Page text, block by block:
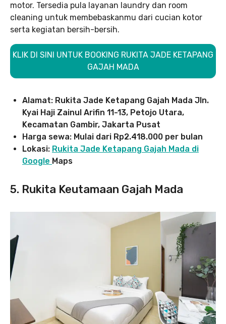
motor. Tersedia pula layanan laundry dan room
cleaning untuk membebaskanmu dari cucian kotor
serta kegiatan bersih-bersih.
KLIK DI SINI UNTUK BOOKING RUKITA JADE KETAPANG
GAJAH MADA
Alamat: Rukita Jade Ketapang Gajah Mada Jln.
Kyai Haji Zainul Arifin 11-13, Petojo Utara,
Kecamatan Gambir, Jakarta Pusat
Harga sewa: Mulai dari Rp2.418.000 per bulan
Lokasi: Rukita Jade Ketapang Gajah Mada di
Google Maps
5. Rukita Keutamaan Gajah Mada